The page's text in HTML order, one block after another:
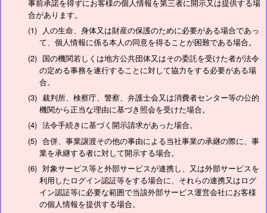
事前承諾を得ずにお客様の個人情報を第三者に開示又は提供する場
合があります。
人の生命、身体又は財産の保護のために必要がある場合であっ
て、個人情報に係る本人の同意を得ることが困難である場合。
国の機関若しくは地方公共団体又はその委託を受けた者が法令
の定める事務を遂行することに対して協力をする必要がある場
合。
裁判所、検察庁、警察、弁護士会又は消費者センター等の公的
機関から正当な理由に基づき照会を受けた場合。
法令手続きに基づく開示請求があった場合。
合併、事業譲渡その他の事由による当社事業の承継の際に、事
業を承継する者に対して開示する場合。
対象サービス等と外部サービスが連携し、又は外部サービスを
利用したログイン認証等をする場合に、それらの連携又はログ
イン認証等に必要な範囲で当該外部サービス運営会社にお客様
の個人情報を提供する場合。